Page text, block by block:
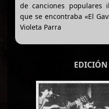
de canciones populares
que se encontraba «El
Violeta Parra